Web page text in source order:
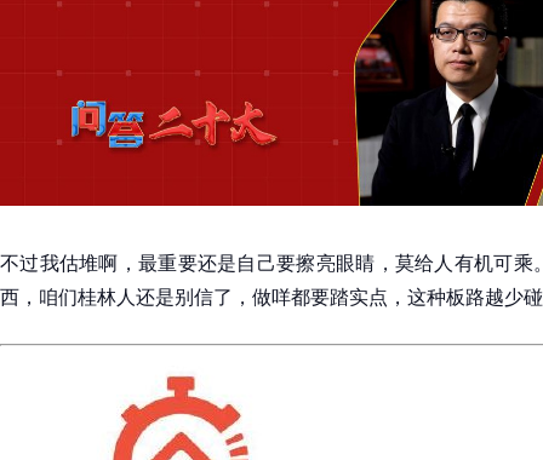
不过我估堆啊，最重要还是自己要擦亮眼睛，莫给人有机可乘
西，咱们桂林人还是别信了，做咩都要踏实点，这种板路越少